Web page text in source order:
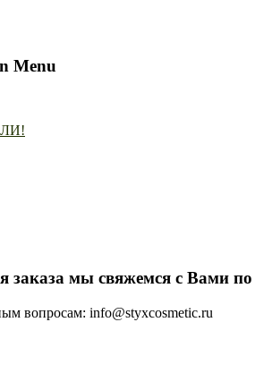
Menu
заказа мы свяжемся с Вами по
вопросам: info@styxcosmetic.ru